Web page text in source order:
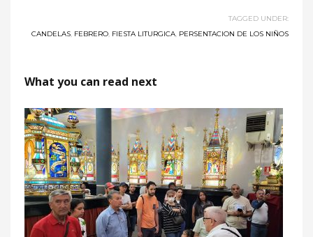
TAGGED UNDER:
CANDELAS, FEBRERO, FIESTA LITURGICA, PERSENTACION DE LOS NIÑOS
What you can read next